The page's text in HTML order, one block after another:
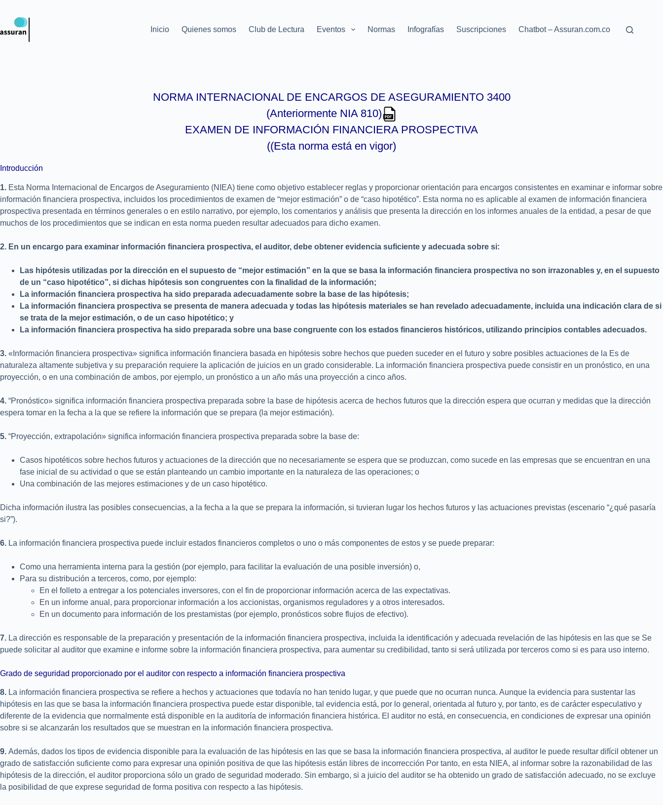
Inicio Quienes somos Club de Lectura Eventos Normas Infografías Suscripciones Chatbot – Assuran.com.co
NORMA INTERNACIONAL DE ENCARGOS DE ASEGURAMIENTO 3400
(Anteriormente NIA 810)
EXAMEN DE INFORMACIÓN FINANCIERA PROSPECTIVA
((Esta norma está en vigor)
Introducción
1. Esta Norma Internacional de Encargos de Aseguramiento (NIEA) tiene como objetivo establecer reglas y proporcionar orientación para encargos consistentes en examinar e informar sobre
información financiera prospectiva, incluidos los procedimientos de examen de “mejor estimación” o de “caso hipotético”. Esta norma no es aplicable al examen de información financiera
prospectiva presentada en términos generales o en estilo narrativo, por ejemplo, los comentarios y análisis que presenta la dirección en los informes anuales de la entidad, a pesar de que
muchos de los procedimientos que se indican en esta norma pueden resultar adecuados para dicho examen.
2. En un encargo para examinar información financiera prospectiva, el auditor, debe obtener evidencia suficiente y adecuada sobre si:
Las hipótesis utilizadas por la dirección en el supuesto de “mejor estimación” en la que se basa la información financiera prospectiva no son irrazonables y, en el supuesto
de un “caso hipotético”, si dichas hipótesis son congruentes con la finalidad de la información;
La información financiera prospectiva ha sido preparada adecuadamente sobre la base de las hipótesis;
La información financiera prospectiva se presenta de manera adecuada y todas las hipótesis materiales se han revelado adecuadamente, incluida una indicación clara de si
se trata de la mejor estimación, o de un caso hipotético; y
La información financiera prospectiva ha sido preparada sobre una base congruente con los estados financieros históricos, utilizando principios contables adecuados.
3. «Información financiera prospectiva» significa información financiera basada en hipótesis sobre hechos que pueden suceder en el futuro y sobre posibles actuaciones de la Es de
naturaleza altamente subjetiva y su preparación requiere la aplicación de juicios en un grado considerable. La información financiera prospectiva puede consistir en un pronóstico, en una
proyección, o en una combinación de ambos, por ejemplo, un pronóstico a un año más una proyección a cinco años.
4. “Pronóstico» significa información financiera prospectiva preparada sobre la base de hipótesis acerca de hechos futuros que la dirección espera que ocurran y medidas que la dirección
espera tomar en la fecha a la que se refiere la información que se prepara (la mejor estimación).
5. “Proyección, extrapolación» significa información financiera prospectiva preparada sobre la base de:
Casos hipotéticos sobre hechos futuros y actuaciones de la dirección que no necesariamente se espera que se produzcan, como sucede en las empresas que se encuentran en una
fase inicial de su actividad o que se están planteando un cambio importante en la naturaleza de las operaciones; o
Una combinación de las mejores estimaciones y de un caso hipotético.
Dicha información ilustra las posibles consecuencias, a la fecha a la que se prepara la información, si tuvieran lugar los hechos futuros y las actuaciones previstas (escenario “¿qué pasaría
si?”).
6. La información financiera prospectiva puede incluir estados financieros completos o uno o más componentes de estos y se puede preparar:
Como una herramienta interna para la gestión (por ejemplo, para facilitar la evaluación de una posible inversión) o,
Para su distribución a terceros, como, por ejemplo:
En el folleto a entregar a los potenciales inversores, con el fin de proporcionar información acerca de las expectativas.
En un informe anual, para proporcionar información a los accionistas, organismos reguladores y a otros interesados.
En un documento para información de los prestamistas (por ejemplo, pronósticos sobre flujos de efectivo).
7. La dirección es responsable de la preparación y presentación de la información financiera prospectiva, incluida la identificación y adecuada revelación de las hipótesis en las que se Se
puede solicitar al auditor que examine e informe sobre la información financiera prospectiva, para aumentar su credibilidad, tanto si será utilizada por terceros como si es para uso interno.
Grado de seguridad proporcionado por el auditor con respecto a información financiera prospectiva
8. La información financiera prospectiva se refiere a hechos y actuaciones que todavía no han tenido lugar, y que puede que no ocurran nunca. Aunque la evidencia para sustentar las
hipótesis en las que se basa la información financiera prospectiva puede estar disponible, tal evidencia está, por lo general, orientada al futuro y, por tanto, es de carácter especulativo y
diferente de la evidencia que normalmente está disponible en la auditoría de información financiera histórica. El auditor no está, en consecuencia, en condiciones de expresar una opinión
sobre si se alcanzarán los resultados que se muestran en la información financiera prospectiva.
9. Además, dados los tipos de evidencia disponible para la evaluación de las hipótesis en las que se basa la información financiera prospectiva, al auditor le puede resultar difícil obtener un
grado de satisfacción suficiente como para expresar una opinión positiva de que las hipótesis están libres de incorrección Por tanto, en esta NIEA, al informar sobre la razonabilidad de las
hipótesis de la dirección, el auditor proporciona sólo un grado de seguridad moderado. Sin embargo, si a juicio del auditor se ha obtenido un grado de satisfacción adecuado, no se excluye
la posibilidad de que exprese seguridad de forma positiva con respecto a las hipótesis.